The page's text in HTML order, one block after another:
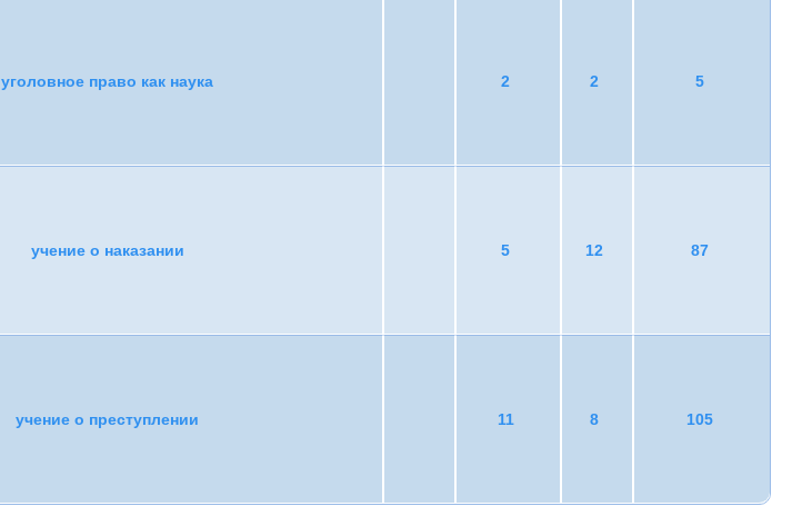
уголовное право как наука 2 2 5
учение о наказании 5 12 87
учение о преступлении 11 8 105